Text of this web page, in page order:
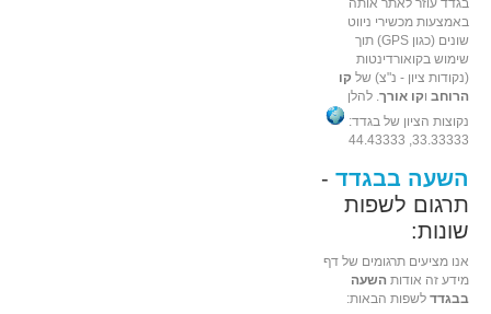
בגדד עוזר לאתר אותה
באמצעות מכשירי ניווט
שונים (כגון GPS) תוך
שימוש בקואורדינטות
(נקודות ציון - נ"צ) של קו
הרוחב וקו אורך. להלן
נקוצות הציון של בגדד:
33.33333, 44.43333
השעה בבגדד -
תרגום לשפות
שונות:
אנו מציעים תרגומים של דף
מידע זה אודות השעה
בבגדד לשפות הבאות: